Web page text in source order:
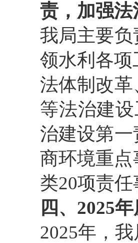
责，加强
我局主要
领水利各
法体制改
等法治建
治建设第
商环境重
类20项责
四、2025
2025年，